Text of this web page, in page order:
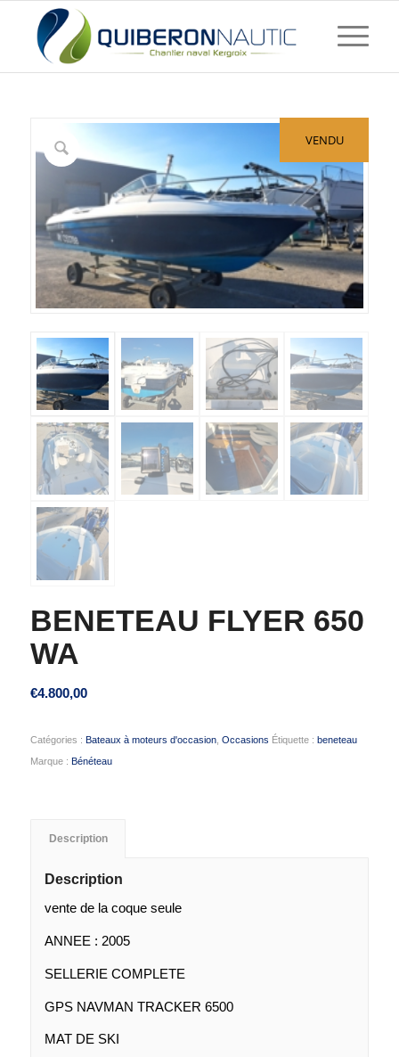
VENDU
BENETEAU FLYER 650
WA
€4.800,00
Catégories : Bateaux à moteurs d'occasion, Occasions Étiquette : beneteau
Marque : Bénéteau
Description
Description
vente de la coque seule
ANNEE : 2005
SELLERIE COMPLETE
GPS NAVMAN TRACKER 6500
MAT DE SKI